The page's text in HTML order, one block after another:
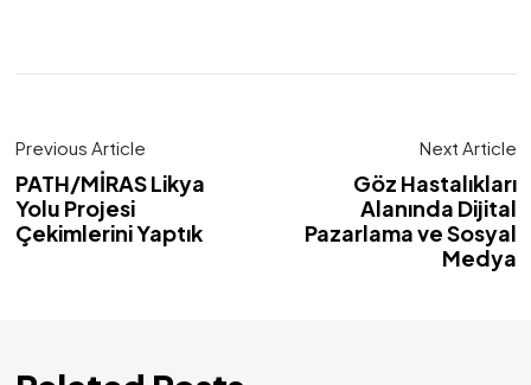
Previous Article
PATH/MİRAS Likya
Yolu Projesi
Çekimlerini Yaptık
Next Article
Göz Hastalıkları
Alanında Dijital
Pazarlama ve Sosyal
Medya